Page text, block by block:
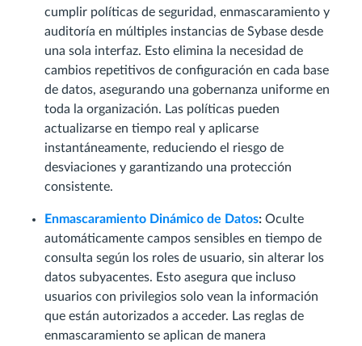
cumplir políticas de seguridad, enmascaramiento y
auditoría en múltiples instancias de Sybase desde
una sola interfaz. Esto elimina la necesidad de
cambios repetitivos de configuración en cada base
de datos, asegurando una gobernanza uniforme en
toda la organización. Las políticas pueden
actualizarse en tiempo real y aplicarse
instantáneamente, reduciendo el riesgo de
desviaciones y garantizando una protección
consistente.
Enmascaramiento Dinámico de Datos: Oculte
automáticamente campos sensibles en tiempo de
consulta según los roles de usuario, sin alterar los
datos subyacentes. Esto asegura que incluso
usuarios con privilegios solo vean la información
que están autorizados a acceder. Las reglas de
enmascaramiento se aplican de manera